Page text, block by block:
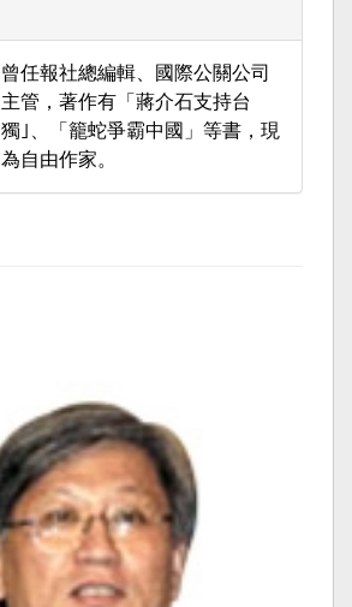
曾任報社總編輯、國際公關公司
主管，著作有「蔣介石支持台
獨｣、「籠蛇爭霸中國」等書，現
為自由作家。